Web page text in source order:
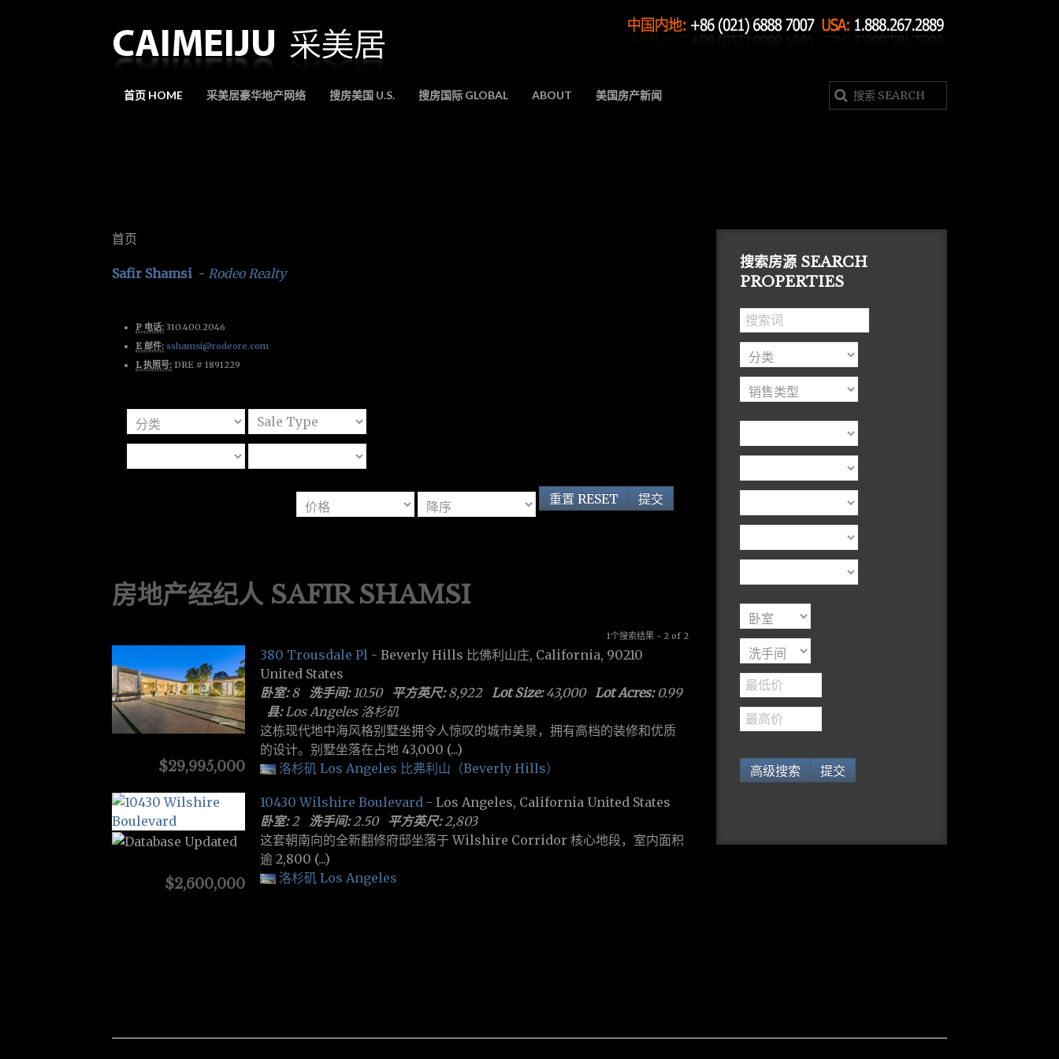
首页 HOME 采美居豪华地产网络 搜房美国 U.S. 搜房国际 GLOBAL ABOUT 美国房产新闻
首页
Safir Shamsi - Rodeo Realty
P 电话: 310.400.2046
E 邮件: sshamsi@rodeore.com
L 执照号: DRE # 1891229
重置 RESET 提交
房地产经纪人 SAFIR SHAMSI
1个搜索结果 - 2 of 2
$29,995,000
380 Trousdale Pl- Beverly Hills 比佛利山庄, California, 90210
United States
卧室:8 洗手间:10.50 平方英尺:8,922 Lot Size:43,000 Lot Acres:0.99
县:Los Angeles 洛杉矶
这栋现代地中海风格别墅坐拥令人惊叹的城市美景，拥有高档的装修和优质
的设计。别墅坐落在占地 43,000 (...)
洛杉矶 Los Angeles 比弗利山（Beverly Hills）
$2,600,000
10430 Wilshire Boulevard- Los Angeles, California United States
卧室:2 洗手间:2.50 平方英尺:2,803
这套朝南向的全新翻修府邸坐落于 Wilshire Corridor 核心地段，室内面积
逾 2,800 (...)
洛杉矶 Los Angeles
搜索房源 SEARCH
PROPERTIES
高级搜索 提交